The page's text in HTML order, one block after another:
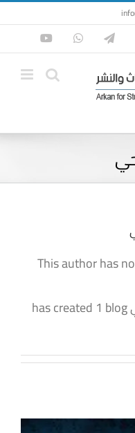
Telegram
WhatsApp
YouTube
This author has
So far حنان صبحي has created 1 blog